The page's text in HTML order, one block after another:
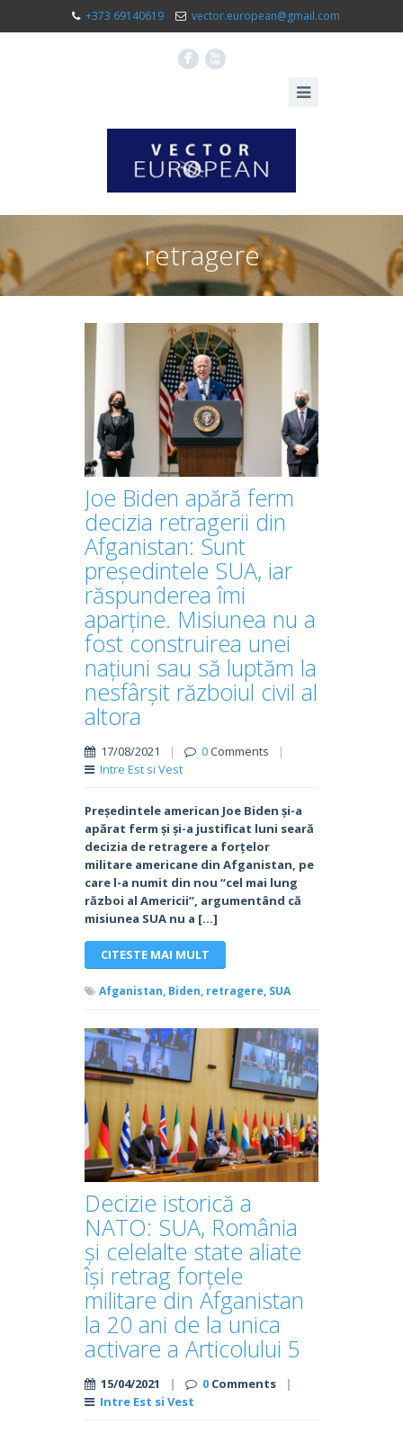
+373 69140619 vector.european@gmail.com
F X
retragere
Joe Biden apără ferm
decizia retragerii din
Afganistan: Sunt
președintele SUA, iar
răspunderea îmi
aparține. Misiunea nu a
fost construirea unei
națiuni sau să luptăm la
nesfârșit războiul civil al
altora
17/08/2021 | 0Comments
|
Intre Est si Vest
Președintele american Joe Biden și-a
apărat ferm și și-a justificat luni seară
decizia de retragere a forțelor
militare americane din Afganistan, pe
care l-a numit din nou “cel mai lung
război al Americii”, argumentând că
misiunea SUA nu a […]
CITESTE MAI MULT
Afganistan, Biden, retragere, SUA
Decizie istorică a
NATO: SUA, România
și celelalte state aliate
își retrag forțele
militare din Afganistan
la 20 ani de la unica
activare a Articolului 5
15/04/2021 | 0 Comments
|
Intre Est si Vest